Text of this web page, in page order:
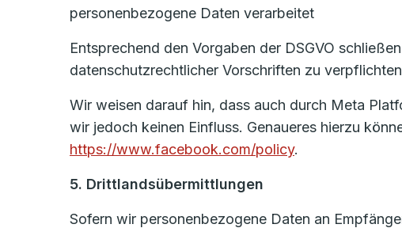
personenbezogene Daten verarbeitet
Entsprechend den Vorgaben der DSGVO
datenschutzrechtlicher Vorschriften zu
Wir weisen darauf hin, dass auch durch Meta
wir jedoch keinen Einfluss. Genaueres hierzu
https://www.facebook.com/policy.
5. Drittlandsübermittlungen
Sofern wir personenbezogene Daten an